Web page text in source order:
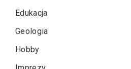
Edukacja
Geologia
Hobby